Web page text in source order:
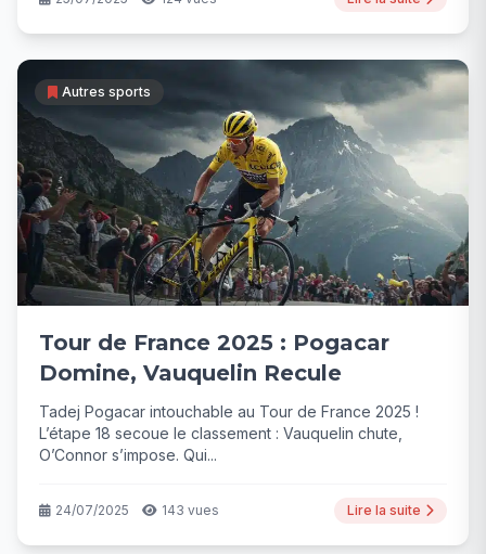
Autres sports
Tour de France 2025 : Pogacar
Domine, Vauquelin Recule
Tadej Pogacar intouchable au Tour de France 2025 !
L’étape 18 secoue le classement : Vauquelin chute,
O’Connor s’impose. Qui...
24/07/2025 143 vues Lire la suite